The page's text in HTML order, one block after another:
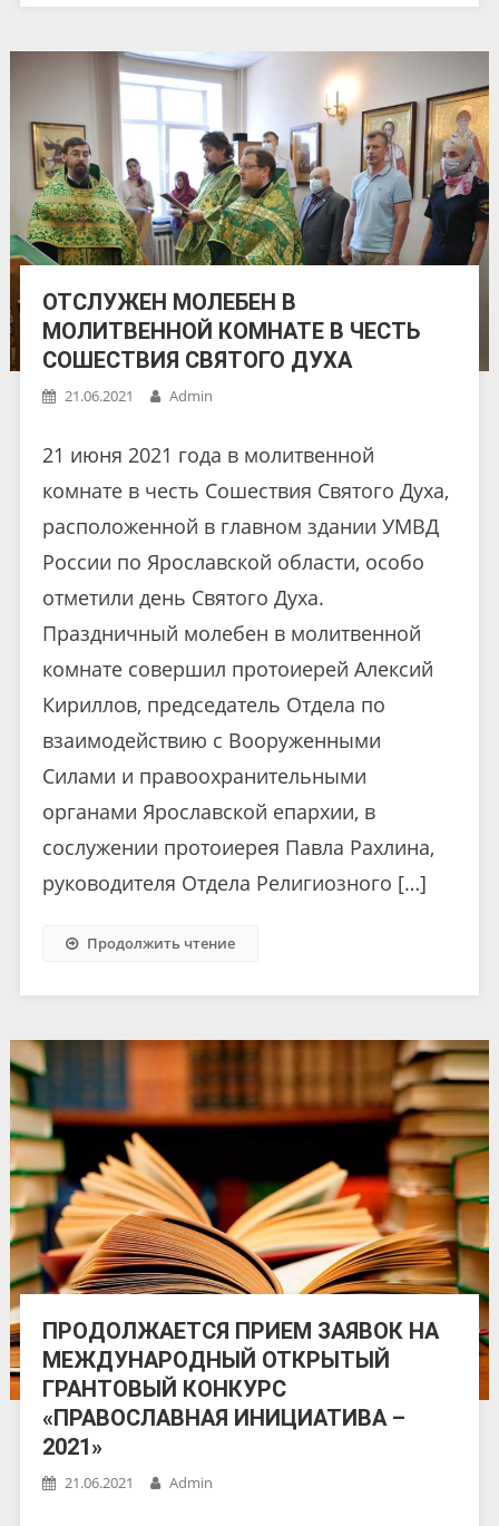
ОТСЛУЖЕН МОЛЕБЕН В
МОЛИТВЕННОЙ КОМНАТЕ В ЧЕСТЬ
СОШЕСТВИЯ СВЯТОГО ДУХА
21.06.2021 Admin
21 июня 2021 года в молитвенной
комнате в честь Сошествия Святого Духа,
расположенной в главном здании УМВД
России по Ярославской области, особо
отметили день Святого Духа.
Праздничный молебен в молитвенной
комнате совершил протоиерей Алексий
Кириллов, председатель Отдела по
взаимодействию с Вооруженными
Силами и правоохранительными
органами Ярославской епархии, в
сослужении протоиерея Павла Рахлина,
руководителя Отдела Религиозного […]
Продолжить чтение
ПРОДОЛЖАЕТСЯ ПРИЕМ ЗАЯВОК НА
МЕЖДУНАРОДНЫЙ ОТКРЫТЫЙ
ГРАНТОВЫЙ КОНКУРС
«ПРАВОСЛАВНАЯ ИНИЦИАТИВА –
2021»
21.06.2021 Admin